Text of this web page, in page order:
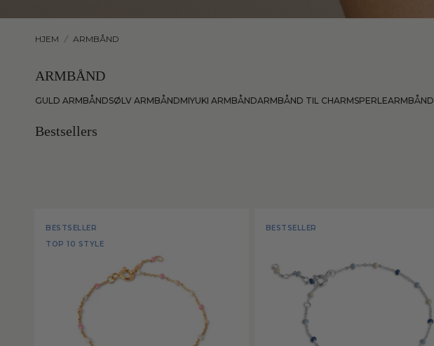
HJEM / ARMBÅND
ARMBÅND
GULD ARMBÅNDSØLV ARMBÅNDMIYUKI ARMBÅNDARMBÅND TIL CHARMSPERLEARMBÅND
Bestsellers
BESTSELLER
TOP 10 STYLE
BESTSELLER